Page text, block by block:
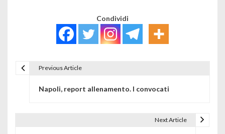
Condividi
Previous Article
Napoli, report allenamento. I convocati
Next Article